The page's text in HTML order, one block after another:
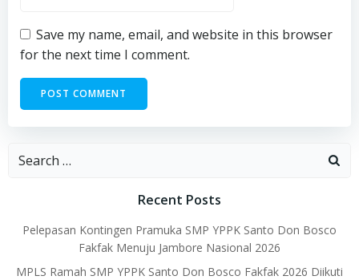
Save my name, email, and website in this browser
for the next time I comment.
Search
Recent Posts
Pelepasan Kontingen Pramuka SMP YPPK Santo Don Bosco
Fakfak Menuju Jambore Nasional 2026
MPLS Ramah SMP YPPK Santo Don Bosco Fakfak 2026 Diikuti